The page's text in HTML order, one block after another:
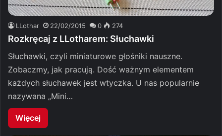
LLothar 22/02/2015 0 274
Rozkręcaj z LLotharem: Słuchawki
Słuchawki, czyli miniaturowe głośniki nauszne.
Zobaczmy, jak pracują. Dość ważnym elementem
każdych słuchawek jest wtyczka. U nas popularnie
nazywana „Mini…
Więcej